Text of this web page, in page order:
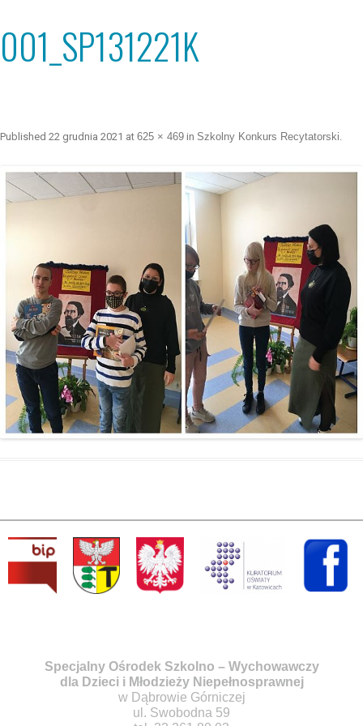
001_SP131221K
Published 22 grudnia 2021 at 625 × 469 in Szkolny Konkurs Recytatorski.
Specjalny Ośrodek Szkolno – Wychowawczy
dla Dzieci i Młodzieży Niepełnosprawnej
w Dąbrowie Górniczej
ul. Swobodna 59